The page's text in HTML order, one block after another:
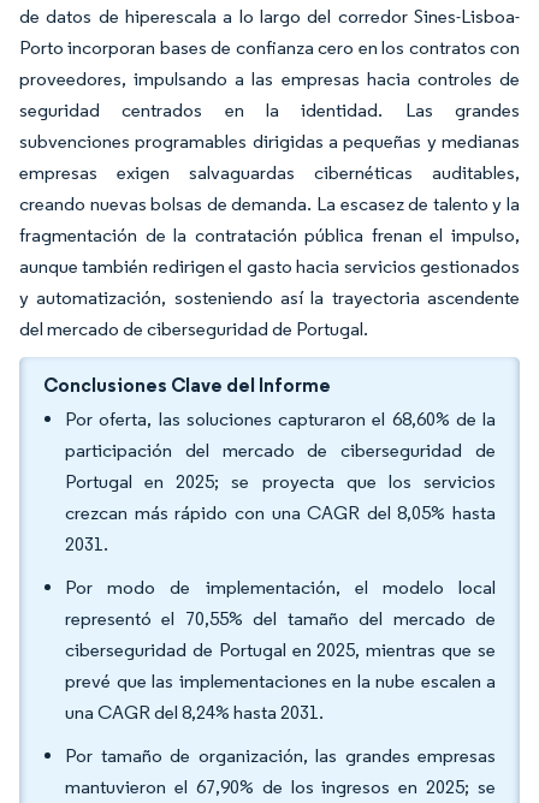
de datos de hiperescala a lo largo del corredor Sines-Lisboa-
Porto incorporan bases de confianza cero en los contratos con
proveedores, impulsando a las empresas hacia controles de
seguridad centrados en la identidad. Las grandes
subvenciones programables dirigidas a pequeñas y medianas
empresas exigen salvaguardas cibernéticas auditables,
creando nuevas bolsas de demanda. La escasez de talento y la
fragmentación de la contratación pública frenan el impulso,
aunque también redirigen el gasto hacia servicios gestionados
y automatización, sosteniendo así la trayectoria ascendente
del mercado de ciberseguridad de Portugal.
Conclusiones Clave del Informe
Por oferta, las soluciones capturaron el 68,60% de la
participación del mercado de ciberseguridad de
Portugal en 2025; se proyecta que los servicios
crezcan más rápido con una CAGR del 8,05% hasta
2031.
Por modo de implementación, el modelo local
representó el 70,55% del tamaño del mercado de
ciberseguridad de Portugal en 2025, mientras que se
prevé que las implementaciones en la nube escalen a
una CAGR del 8,24% hasta 2031.
Por tamaño de organización, las grandes empresas
mantuvieron el 67,90% de los ingresos en 2025; se